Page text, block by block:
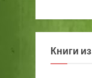
Книги